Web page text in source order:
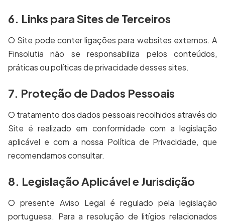
6. Links para Sites de Terceiros
O Site pode conter ligações para websites externos. A
Finsolutia não se responsabiliza pelos conteúdos,
práticas ou políticas de privacidade desses sites.
7. Proteção de Dados Pessoais
O tratamento dos dados pessoais recolhidos através do
Site é realizado em conformidade com a legislação
aplicável e com a nossa Política de Privacidade, que
recomendamos consultar.
8. Legislação Aplicável e Jurisdição
O presente Aviso Legal é regulado pela legislação
portuguesa. Para a resolução de litígios relacionados